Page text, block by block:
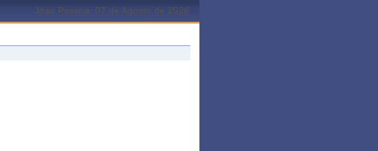
João Pessoa, 07 de Agosto de 2026